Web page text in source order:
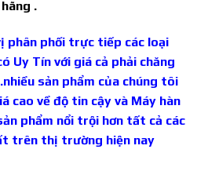
.
phân phối trực tiếp các loại
Uy Tín với giá cả phải chăng
sản phẩm của chúng tôi
cao về độ tin cậy và Máy hàn
phẩm nổi trội hơn tất cả các
trên thị trường hiện nay